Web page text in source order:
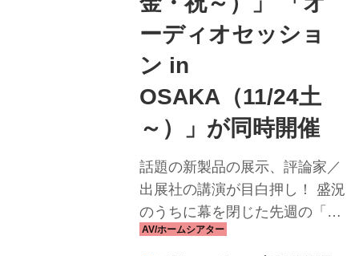
ーディオセッショ
ン in
OSAKA（11/24土
～）」が同時開催
話題の新製品の展示、評論家／
出展社の講演が目白押し！ 盛況
のうちに幕を閉じた先週の「東
京インターナショナルオーディ